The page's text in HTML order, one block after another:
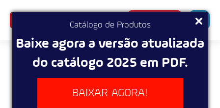
Catálogo de Produtos
Baixe agora a versão atualizada
do catálogo 2025 em PDF.
BAIXAR AGORA!
SUPERBUSCA